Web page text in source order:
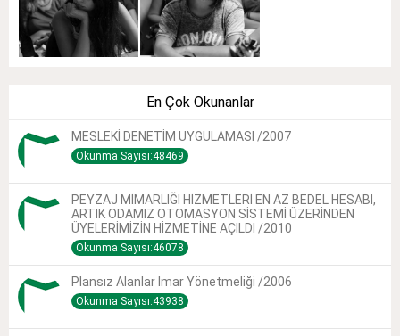
En Çok Okunanlar
MESLEKİ DENETİM UYGULAMASI /2007
Okunma Sayısı:48469
PEYZAJ MİMARLIĞI HİZMETLERİ EN AZ BEDEL HESABI,
ARTIK ODAMIZ OTOMASYON SİSTEMİ ÜZERİNDEN
ÜYELERİMİZİN HİZMETİNE AÇILDI /2010
Okunma Sayısı:46078
Plansız Alanlar Imar Yönetmeliği /2006
Okunma Sayısı:43938